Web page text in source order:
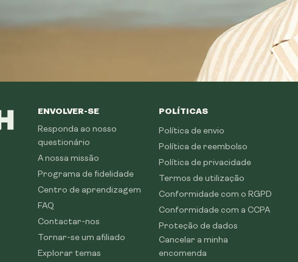
ENVOLVER-SE
Responda ao nosso
questionário
A nossa missão
Programa de fidelidade
Centro de aprendizagem
FAQ
Contactar-nos
Tornar-se um afiliado
Explorar temas
POLÍTICAS
Política de envio
Política de reembolso
Política de privacidade
Termos de utilização
Conformidade com o RGPD
Conformidade com a CCPA
Proteção de dados
Cancelar a minha
encomenda